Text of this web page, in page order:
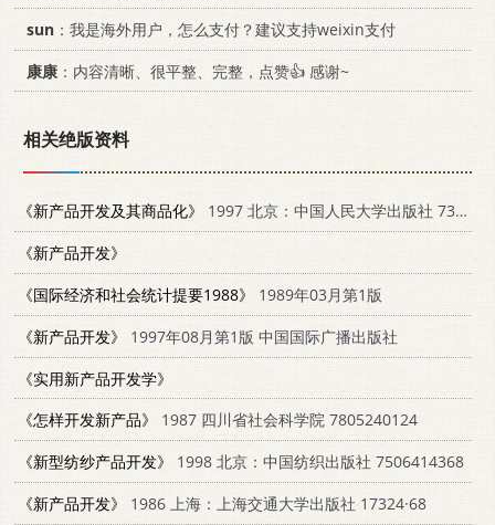
sun ：我是海外用户，怎么支付？建议支持weixin支付
康康 ：内容清晰、很平整、完整，点赞👍 感谢~
相关绝版资料
《新产品开发及其商品化》
1997 北京：中国人民大学出版社 7300022243
《新产品开发》
《国际经济和社会统计提要1988》
1989年03月第1版
《新产品开发》
1997年08月第1版 中国国际广播出版社
《实用新产品开发学》
《怎样开发新产品》
1987 四川省社会科学院 7805240124
《新型纺纱产品开发》
1998 北京：中国纺织出版社 7506414368
《新产品开发》
1986 上海：上海交通大学出版社 17324·68